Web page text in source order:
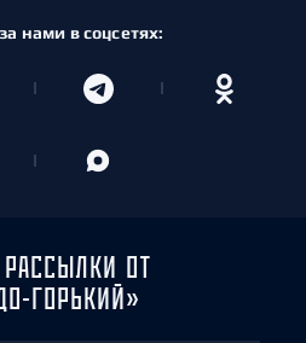
нами в соцсетях:
ОТ
ГОРЬКИЙ»